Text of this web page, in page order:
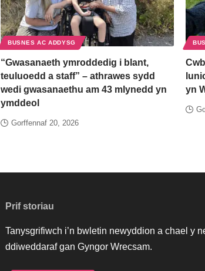
BUSNES AC ADDYSG
“Gwasanaeth ymroddedig i blant,
teuluoedd a staff” – athrawes sydd
wedi gwasanaethu am 43 mlynedd yn
ymddeol
Gorffennaf 20, 2026
yn
Prif storiau
Tanysgrifiwch i’n bwletin newyddion a chael y
ddiweddaraf gan Gyngor Wrecsam.